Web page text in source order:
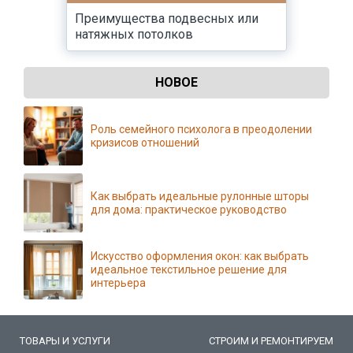
Преимущества подвесных или
натяжных потолков
НОВОЕ
Роль семейного психолога в преодолении
кризисов отношений
Как выбрать идеальные рулонные шторы
для дома: практическое руководство
Искусство оформления окон: как выбрать
идеальное текстильное решение для
интерьера
ТОВАРЫ И УСЛУГИ СТРОИМ И РЕМОНТИРУЕМ